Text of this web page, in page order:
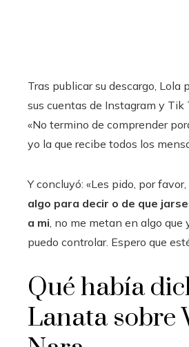
Tras publicar su descargo, Lola
sus cuentas de Instagram y Tik
«No termino de comprender
yo la que recibe todos los
Y concluyó: «Les pido, por favor,
algo para decir o de que
a mi , no me metan en algo que
puedo controlar. Espero que
Qué había
Lanata sobre